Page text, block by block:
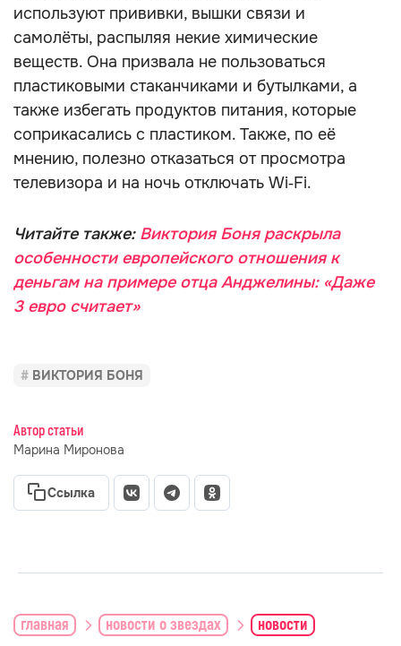
используют прививки, вышки связи и
самолёты, распыляя некие химические
веществ. Она призвала не пользоваться
пластиковыми стаканчиками и бутылками, а
также избегать продуктов питания, которые
соприкасались с пластиком. Также, по её
мнению, полезно отказаться от просмотра
телевизора и на ночь отключать Wi‑Fi.
Читайте также: Виктория Боня раскрыла
особенности европейского отношения к
деньгам на примере отца Анджелины: «Даже
3 евро считает»
ВИКТОРИЯ БОНЯ
Автор статьи
Марина Миронова
Ссылка
главная новости о звездах новости